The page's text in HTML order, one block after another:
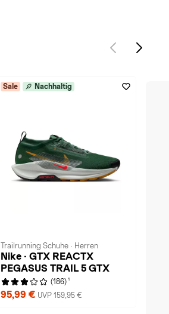
Sale Nachhaltig
Trailrunning Schuhe · Herren
Nike · GTX REACTX
PEGASUS TRAIL 5 GTX
(186) 1
95,99 € UVP 159,95 €